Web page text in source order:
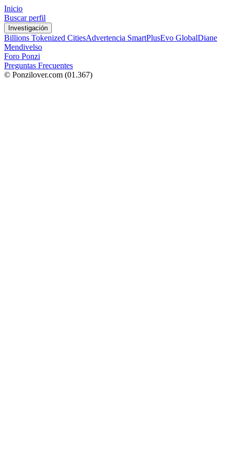
Inicio
Buscar perfil
Investigación
Billions Tokenized CitiesAdvertencia SmartPlusEvo GlobalDiane
Mendivelso
Foro Ponzi
Preguntas Frecuentes
© Ponzilover.com (01.367)